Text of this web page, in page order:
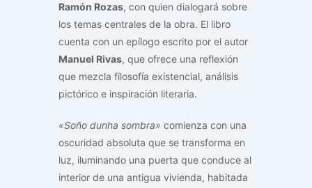
Ramón Rozas, con quien dialogará sobre
los temas centrales de la obra. El libro
cuenta con un epílogo escrito por el autor
Manuel Rivas, que ofrece una reflexión
que mezcla filosofía existencial, análisis
pictórico e inspiración literaria.
«Soño dunha sombra» comienza con una
oscuridad absoluta que se transforma en
luz, iluminando una puerta que conduce al
interior de una antigua vivienda, habitada